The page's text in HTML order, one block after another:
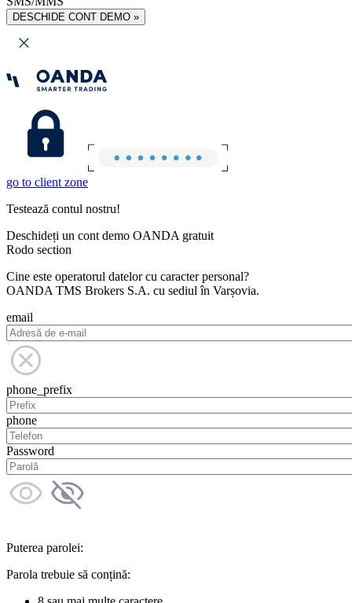
DESCHIDE CONT DEMO »
go to client zone
Testează contul nostru!
Deschideți un cont demo OANDA gratuit
Rodo section
Cine este operatorul datelor cu caracter personal?
OANDA TMS Brokers S.A. cu sediul în Varșovia.
email
phone_prefix
phone
Password
Puterea parolei:
Parola trebuie să conțină: